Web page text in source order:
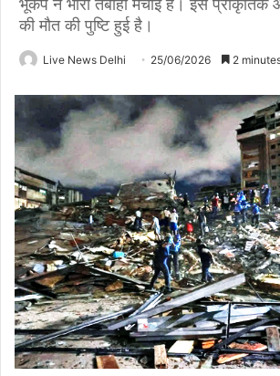
भूकंप ने भारी तबाही मचाई है। इस प्राकृतिक
की मौत की पुष्टि हुई है।
Live News Delhi 25/06/2026 2